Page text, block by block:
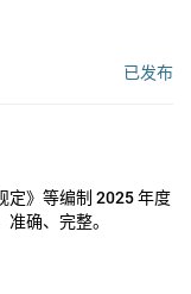
已发布
定》等编制 2025年度
确、完整。